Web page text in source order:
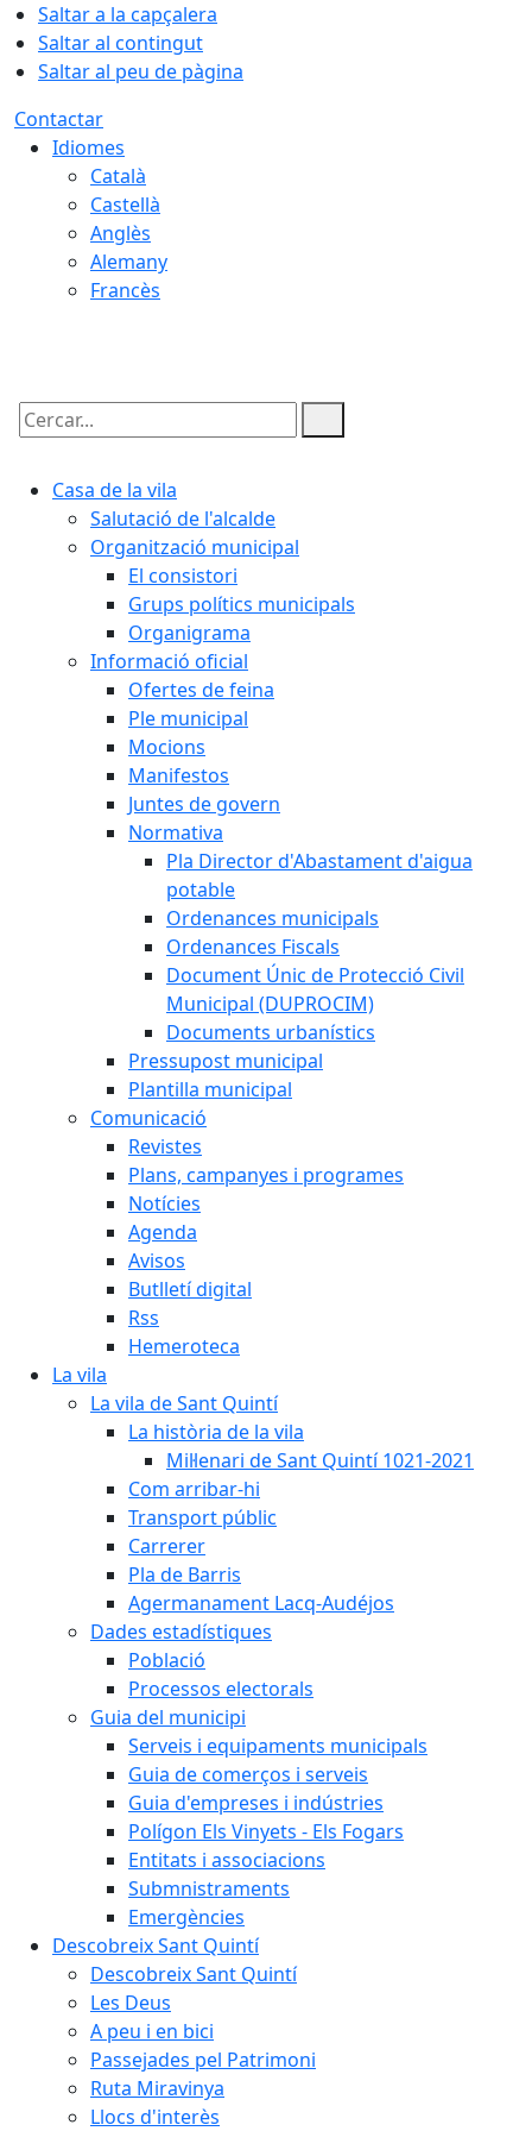
Saltar a la capçalera
Saltar al contingut
Saltar al peu de pàgina
Contactar
Idiomes
Català
Castellà
Anglès
Alemany
Francès
Cercar:
Casa de la vila
Salutació de l'alcalde
Organització municipal
El consistori
Grups polítics municipals
Organigrama
Informació oficial
Ofertes de feina
Ple municipal
Mocions
Manifestos
Juntes de govern
Normativa
Pla Director d'Abastament d'aigua
potable
Ordenances municipals
Ordenances Fiscals
Document Únic de Protecció Civil
Municipal (DUPROCIM)
Documents urbanístics
Pressupost municipal
Plantilla municipal
Comunicació
Revistes
Plans, campanyes i programes
Notícies
Agenda
Avisos
Butlletí digital
Rss
Hemeroteca
La vila
La vila de Sant Quintí
La història de la vila
Mil·lenari de Sant Quintí 1021-2021
Com arribar-hi
Transport públic
Carrerer
Pla de Barris
Agermanament Lacq-Audéjos
Dades estadístiques
Població
Processos electorals
Guia del municipi
Serveis i equipaments municipals
Guia de comerços i serveis
Guia d'empreses i indústries
Polígon Els Vinyets - Els Fogars
Entitats i associacions
Submnistraments
Emergències
Descobreix Sant Quintí
Descobreix Sant Quintí
Les Deus
A peu i en bici
Passejades pel Patrimoni
Ruta Miravinya
Llocs d'interès